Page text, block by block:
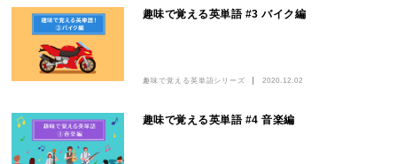
趣味で覚える英単語 #3 バイク編
趣味で覚える英単語シリーズ 2020.12.02
趣味で覚える英単語 #4 音楽編